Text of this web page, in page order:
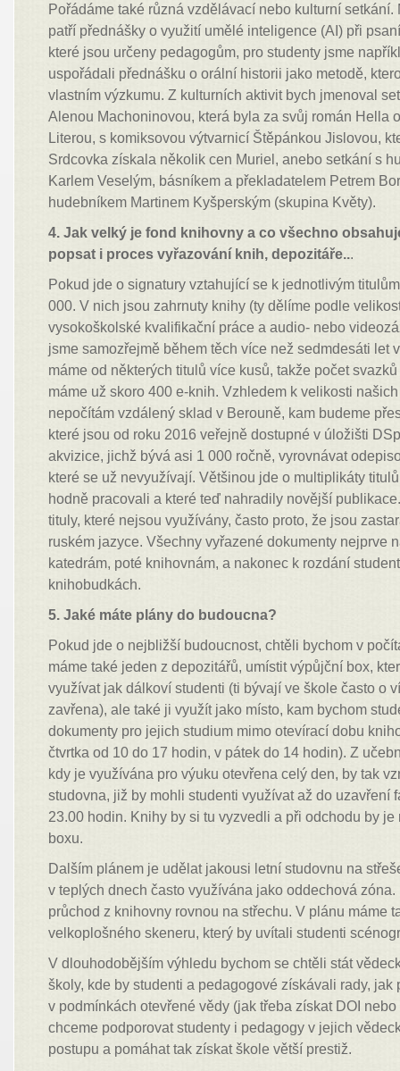
Pořádáme také různá vzdělávací nebo kulturní
patří přednášky o využití umělé inteligence (AI) při
které jsou určeny pedagogům, pro studenty jsme
uspořádali přednášku o orální historii jako metodě,
vlastním výzkumu. Z kulturních aktivit bych jmenoval
Alenou Machoninovou, která byla za svůj román Hella
Literou, s komiksovou výtvarnicí Štěpánkou Jislovou,
Srdcovka získala několik cen Muriel, anebo setkání s
Karlem Veselým, básníkem a překladatelem Petrem
hudebníkem Martinem Kyšperským (skupina Květy).
4. Jak velký je fond knihovny a co všechno
popsat i proces vyřazování knih, depozitáře...
Pokud jde o signatury vztahující se k jednotlivým
000. V nich jsou zahrnuty knihy (ty dělíme podle
vysokoškolské kvalifikační práce a audio- nebo
jsme samozřejmě během těch více než sedmdesáti let
máme od některých titulů více kusů, takže počet
máme už skoro 400 e-knih. Vzhledem k velikosti
nepočítám vzdálený sklad v Berouně, kam budeme
které jsou od roku 2016 veřejně dostupné v úložišti
akvizice, jichž bývá asi 1 000 ročně, vyrovnávat
které se už nevyužívají. Většinou jde o multiplikáty
hodně pracovali a které teď nahradily novější
tituly, které nejsou využívány, často proto, že jsou
ruském jazyce. Všechny vyřazené dokumenty nejprve
katedrám, poté knihovnám, a nakonec k rozdání
knihobudkách.
5. Jaké máte plány do budoucna?
Pokud jde o nejbližší budoucnost, chtěli bychom v
máme také jeden z depozitářů, umístit výpůjční box,
využívat jak dálkoví studenti (ti bývají ve škole často o
zavřena), ale také ji využít jako místo, kam bychom
dokumenty pro jejich studium mimo otevírací dobu
čtvrtka od 10 do 17 hodin, v pátek do 14 hodin). Z
kdy je využívána pro výuku otevřena celý den, by tak
studovna, již by mohli studenti využívat až do uzavření
23.00 hodin. Knihy by si tu vyzvedli a při odchodu by je
boxu.
Dalším plánem je udělat jakousi letní studovnu na
v teplých dnech často využívána jako oddechová
průchod z knihovny rovnou na střechu. V plánu máme
velkoplošného skeneru, který by uvítali studenti
V dlouhodobějším výhledu bychom se chtěli stát
školy, kde by studenti a pedagogové získávali rady, jak
v podmínkách otevřené vědy (jak třeba získat DOI
chceme podporovat studenty i pedagogy v jejich
postupu a pomáhat tak získat škole větší prestiž.